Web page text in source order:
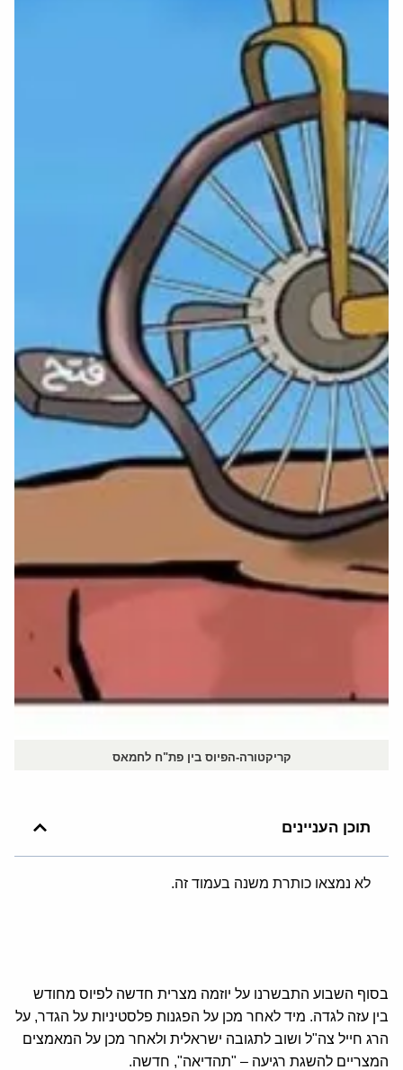
קריקטורה-הפיוס בין פת"ח לחמאס
תוכן העניינים
לא נמצאו כותרת משנה בעמוד זה.
בסוף השבוע התבשרנו על יוזמה מצרית חדשה לפיוס מחודש
בין עזה לגדה. מיד לאחר מכן על הפגנות פלסטיניות על הגדר, על
הרג חייל צה"ל ושוב לתגובה ישראלית ולאחר מכן על המאמצים
המצריים להשגת רגיעה – "תהדיאה", חדשה.